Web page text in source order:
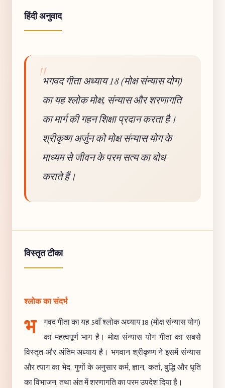
हिंदी अनुवाद
भगवद गीता अध्याय 18 (मोक्ष संन्यास योग)
का यह श्लोक मोक्ष, संन्यास और शरणागति
का मार्ग की गहन शिक्षा प्रदान करता है।
श्रीकृष्ण अर्जुन को मोक्ष संन्यास योग के
माध्यम से जीवन के परम सत्य का बोध
कराते हैं।
विस्तृत टीका
श्लोक का संदर्भ
भ
गवद गीता का यह 5वाँ श्लोक अध्याय 18 (मोक्ष संन्यास योग)
का महत्वपूर्ण भाग है। मोक्ष संन्यास योग गीता का सबसे
विस्तृत और अंतिम अध्याय है। भगवान श्रीकृष्ण ने इसमें संन्यास
और त्याग का भेद, गुणों के अनुसार कर्म, ज्ञान, कर्ता, बुद्धि और धृति
का विभाजन, तथा अंत में शरणागति का परम उपदेश दिया है।